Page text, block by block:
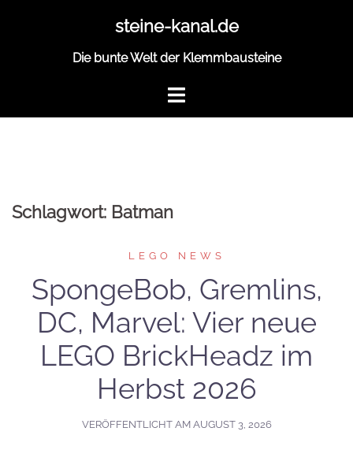
steine-kanal.de
Die bunte Welt der Klemmbausteine
Schlagwort: Batman
LEGO NEWS
SpongeBob, Gremlins,
DC, Marvel: Vier neue
LEGO BrickHeadz im
Herbst 2026
VERÖFFENTLICHT AM AUGUST 3, 2026